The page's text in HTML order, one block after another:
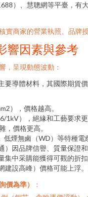
）、慧聰網等平臺，
實商家的營業執照、品
響因素與參考
，呈現動態波動：
要導體材料，其國際期貨
），價格越高。
1kV），絕緣和工藝要求更
，價格更高。
煙無鹵（WD）等特種
）因品牌信譽、質量保證
集中采購能獲得可觀的折
建設高峰）價格可能上浮
價為準）
：